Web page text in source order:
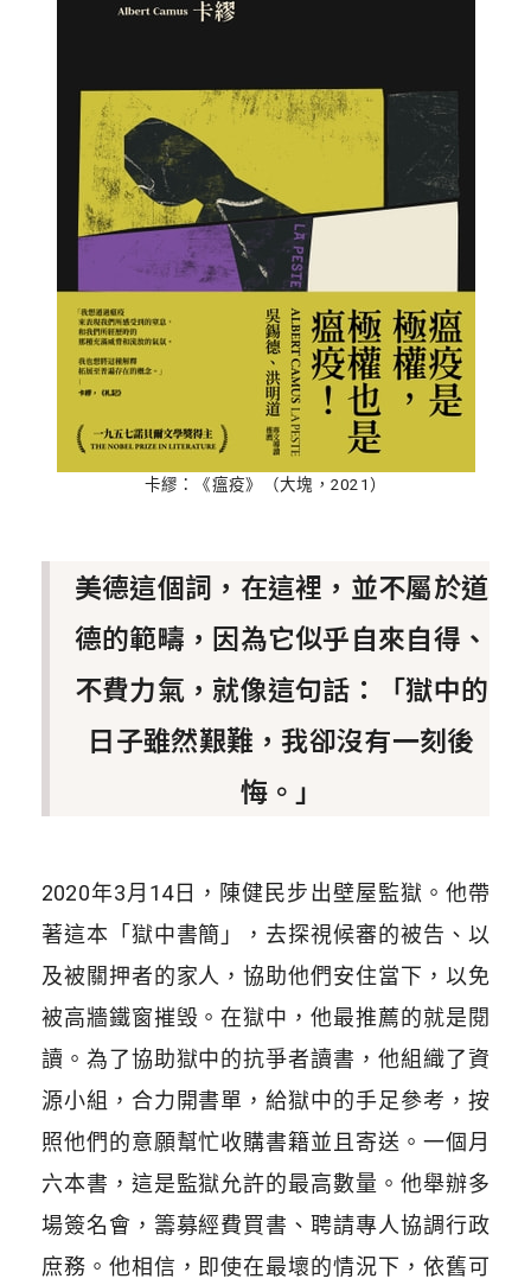
卡繆：《瘟疫》（大塊，2021）
美德這個詞，在這裡，並不屬於道
德的範疇，因為它似乎自來自得、
不費力氣，就像這句話：「獄中的
日子雖然艱難，我卻沒有一刻後
悔。」
2020年3月14日，陳健民步出壁屋監獄。他帶
著這本「獄中書簡」，去探視候審的被告、以
及被關押者的家人，協助他們安住當下，以免
被高牆鐵窗摧毁。在獄中，他最推薦的就是閱
讀。為了協助獄中的抗爭者讀書，他組織了資
源小組，合力開書單，給獄中的手足參考，按
照他們的意願幫忙收購書籍並且寄送。一個月
六本書，這是監獄允許的最高數量。他舉辦多
場簽名會，籌募經費買書、聘請專人協調行政
庶務。他相信，即使在最壞的情況下，依舊可